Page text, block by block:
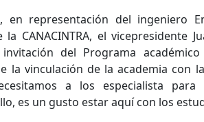
en representación del ingeniero
la CANACINTRA, el vicepresidente
del Programa
la vinculación de la academia con
a los especialista para
es un gusto estar aquí con los